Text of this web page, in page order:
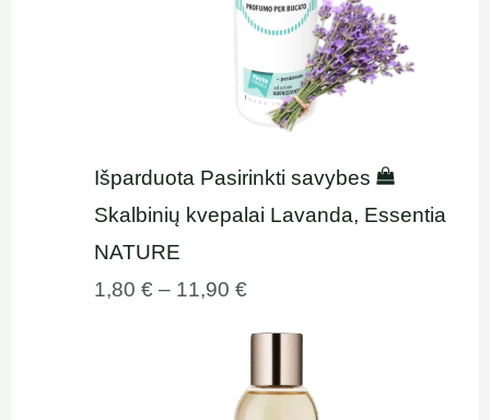
Išparduota Pasirinkti savybes
Skalbinių kvepalai Lavanda, Essentia
NATURE
1,80€ – 11,90€